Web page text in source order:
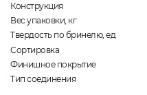
Конструкция
Вес упаковки, кг
Твердость по бринелю, ед
Сортировка
Финишное покрытие
Тип соединения